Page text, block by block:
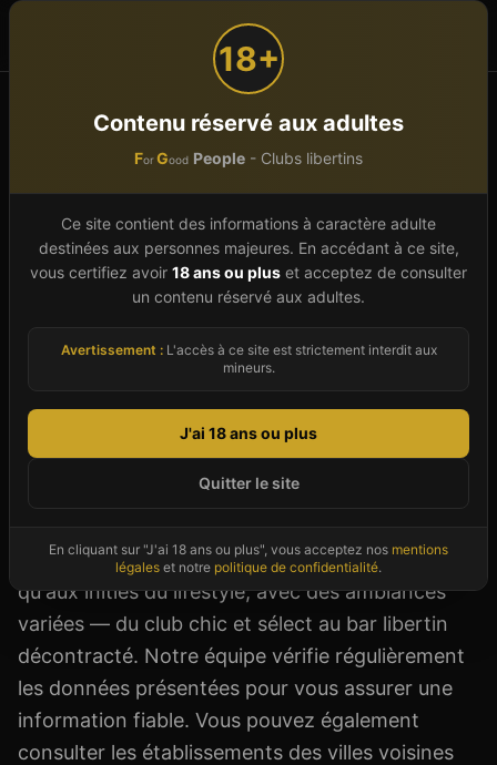
18+
Contenu réservé aux adultes
ForGood People - Clubs libertins
Ce site contient des informations à caractère adulte
destinées aux personnes majeures. En accédant à ce site,
vous certifiez avoir 18 ans ou plus et acceptez de consulter
un contenu réservé aux adultes.
Avertissement :L'accès à ce site est strictement interdit aux
mineurs.
J'ai 18 ans ou plus
Quitter le site
En cliquant sur "J'ai 18 ans ou plus", vous acceptez nos mentions
légales et notre politique de confidentialité.
Accueil Occitanie Gard (30) Castillon-Du-Gard
Club libertin à Castillon-Du-
Gard (30)
À Castillon-Du-Gard, ville du département Gard
en Occitanie, la scène libertine compte un
2026. Cette page regroupe toutes les
adresses précises, horaires actualisés, tarifs
d'entrée, équipements disponibles (jacuzzi,
sauna, hammam, piste de danse, carrés VIP...) et
Gard s'adressent aussi bien aux couples curieux
qu'aux initiés du lifestyle, avec des ambiances
variées — du club chic et sélect au bar libertin
décontracté. Notre équipe vérifie régulièrement
les données présentées pour vous assurer une
information fiable. Vous pouvez également
consulter les établissements des villes voisines